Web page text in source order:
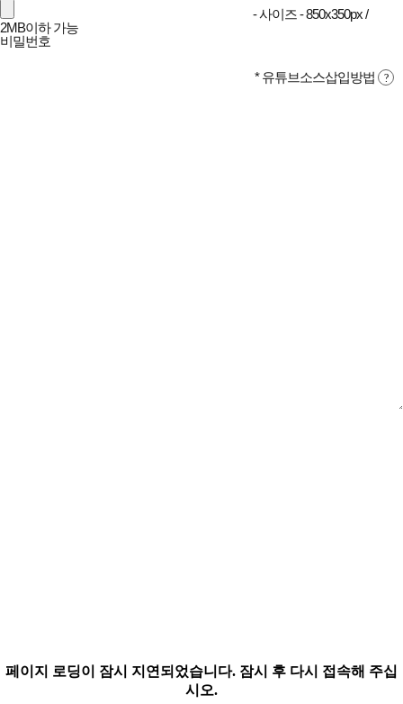
- 사이즈 - 850x350px /
2MB이하 가능
비밀번호
* 유튜브소스삽입방법